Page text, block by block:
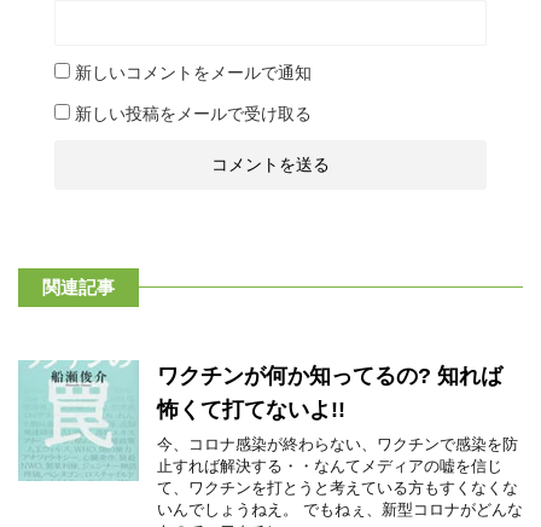
新しいコメントをメールで通知
新しい投稿をメールで受け取る
関連記事
ワクチンが何か知ってるの? 知れば
怖くて打てないよ!!
今、コロナ感染が終わらない、ワクチンで感染を防
止すれば解決する・・なんてメディアの嘘を信じ
て、ワクチンを打とうと考えている方もすくなくな
いんでしょうねえ。 でもねぇ、新型コロナがどんな